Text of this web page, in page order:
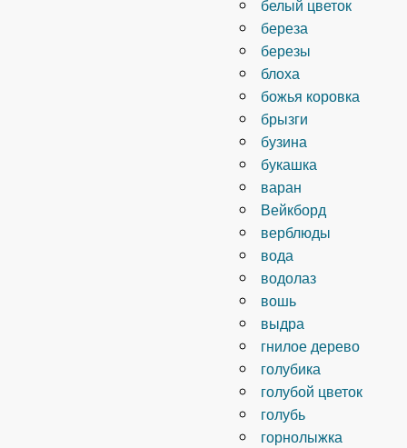
белый цветок
береза
березы
блоха
божья коровка
брызги
бузина
букашка
варан
Вейкборд
верблюды
вода
водолаз
вошь
выдра
гнилое дерево
голубика
голубой цветок
голубь
горнолыжка